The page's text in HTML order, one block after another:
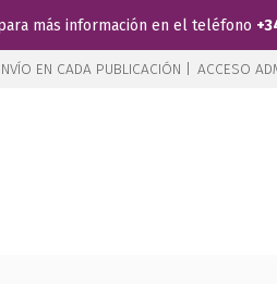
más información en el teléfono
EN CADA PUBLICACIÓN | ACCESO